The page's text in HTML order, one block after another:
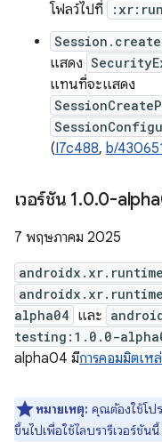
โฟลว์ไปที่
Session.create
แสดง
แทนที่จะแสดง
(I7c488, b/
เวอร์ชัน 1.0.0-
7 พฤษภาคม 2025
alpha04 และ
testing:1.0.0-
alpha04 มีการคอมมิตเห
หมายเหตุ: คุณต้องใช้โป
ขึ้นไปเพื่อใช้ไลบรารีเวอร์ชันนี้